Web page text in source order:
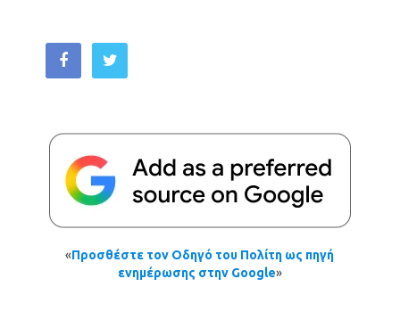
«Προσθέστε τον Οδηγό του Πολίτη ως πηγή
ενημέρωσης στην Google»